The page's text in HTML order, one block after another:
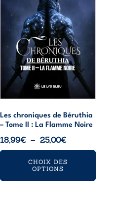
Les chroniques de Béruthia
– Tome II : La Flamme Noire
18,99€ – 25,00€Plage
de
prix :
CHOIX DES
OPTIONS
variations.
options
peuvent
être
choisies
sur
du